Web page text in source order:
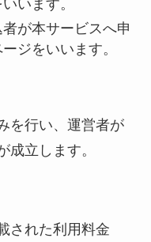
います。
が本サービスへ申
ジをいいます。
を行い、運営者が
成立します。
された利用料金